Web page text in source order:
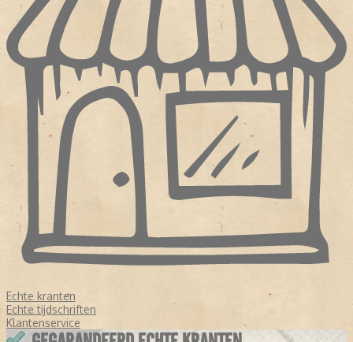
Echte kranten
Echte tijdschriften
Klantenservice